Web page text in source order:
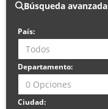
Búsqueda avanzada
País:
Todos
Departamento:
0 Opciones
Ciudad: